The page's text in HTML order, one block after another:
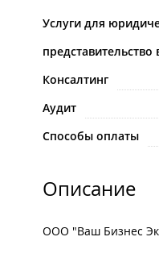
Услуги для
представительство
Консалтинг
Аудит
Способы оплаты
Описание
ООО "Ваш Бизнес